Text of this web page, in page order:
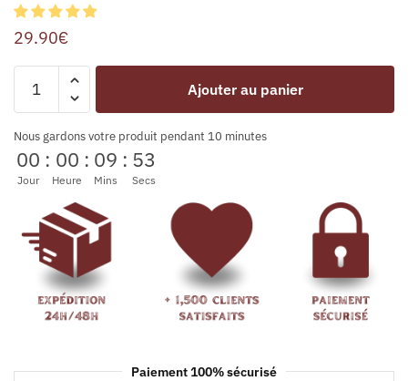
29.90€
Ajouter au panier
Nous gardons votre produit pendant 10 minutes
00
Jour
: 00
Heure
: 09
Mins
: 53
Secs
Paiement 100% sécurisé